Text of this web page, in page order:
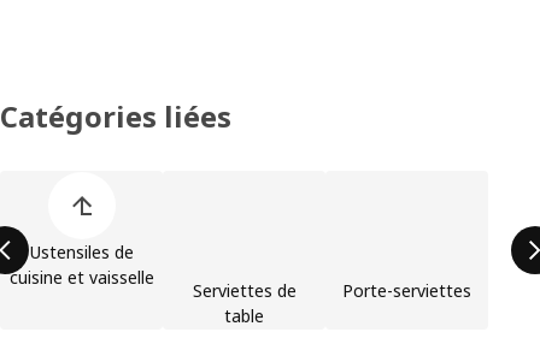
Catégories liées
Ustensiles de
cuisine et vaisselle
Serviettes de
table
Porte-serviettes